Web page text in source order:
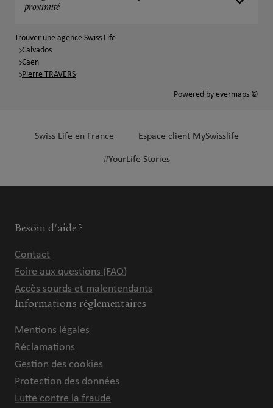
proximité
Trouver une agence Swiss Life
Calvados
Caen
Pierre TRAVERS
Powered by evermaps ©
Swiss Life en France Espace client MySwisslife
#YourLife Stories
Besoin d'aide ?
Contact
Foire aux questions (FAQ)
Accès sourds et malentendants
Informations réglementaires
Mentions légales
Réclamations
Gestion des cookies
Protection des données
Lutte contre la fraude